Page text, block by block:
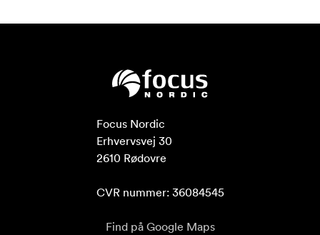
Focus Nordic
Erhvervsvej 30
2610 Rødovre
CVR nummer: 36084545
Find på Google Maps